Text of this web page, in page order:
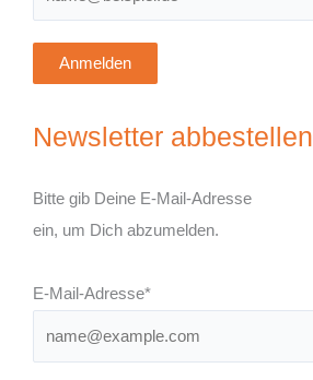
Anmelden
Newsletter abbestellen
Bitte gib Deine E-Mail-Adresse
ein, um Dich abzumelden.
E-Mail-Adresse*